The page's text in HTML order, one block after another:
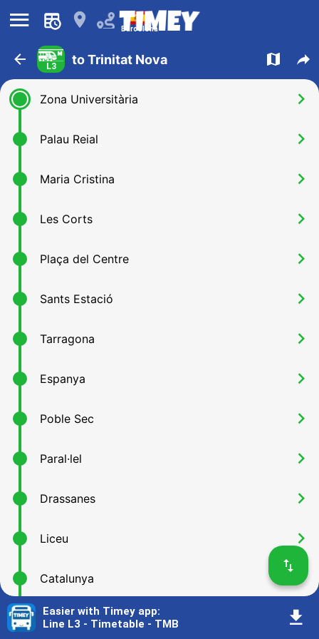
󰍜 󰍎 Barcelona
󰁍 L3 to Trinitat Nova 󰍍 󰒖
Zona Universitària 󰅂
Palau Reial 󰅂
Maria Cristina 󰅂
Les Corts 󰅂
Plaça del Centre 󰅂
Sants Estació 󰅂
Tarragona 󰅂
Espanya 󰅂
Poble Sec 󰅂
Paral·lel 󰅂
Drassanes 󰅂
Liceu 󰅂
Catalunya 󰅂
Passeig de Gràcia 󰅂
󰓢
Easier with Timey app:
Line L3 - Timetable - TMB
󰇚